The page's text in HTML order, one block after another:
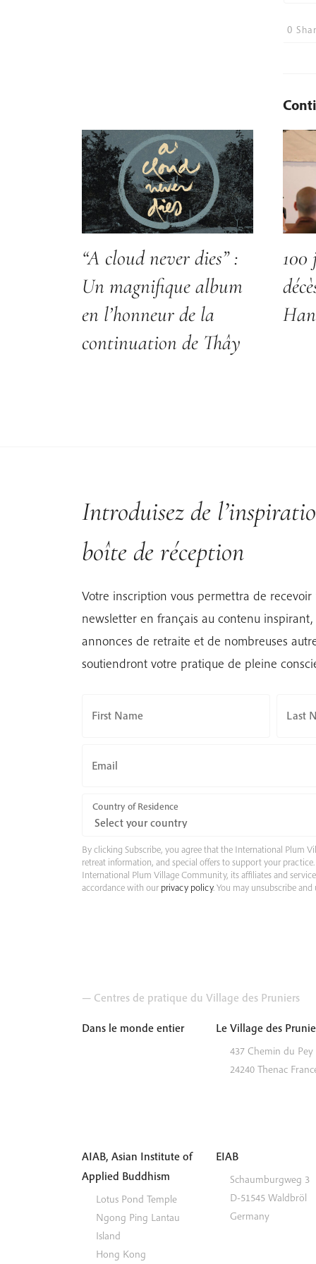
0
“A cloud never dies” :
Un magnifique album
en l’honneur de la
continuation de Thây
100
Introduisez de
boîte de réception
Votre inscription vous permettra de recevoir
newsletter en français au contenu
annonces de retraite et de nombreuses
soutiendront votre pratique de pleine
First Name Last
Email
Country of Residence
By clicking Subscribe, you agree that the International Plum
retreat information, and special offers to support your
International Plum Village Community, its affiliates and
accordance with our privacy policy. You may unsubscribe
— Centres de pratique du Village des Pruniers
Dans le monde entier Le Village des
437 Chemin du Pey
24240 Thenac
AIAB, Asian Institute of
Applied Buddhism
Lotus Pond Temple
Ngong Ping Lantau
Island
Hong Kong
EIAB
Schaumburgweg 3
D-51545 Waldbröl
Germany